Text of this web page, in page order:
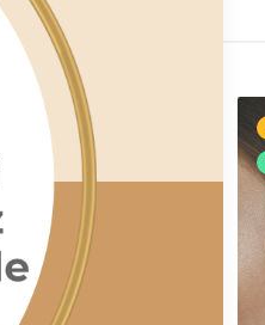
teslimat